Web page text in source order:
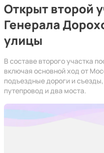
Открыт второй
Генерала
улицы
В составе второго участка
включая основной ход от
подъездные дороги и
путепровод и два моста.